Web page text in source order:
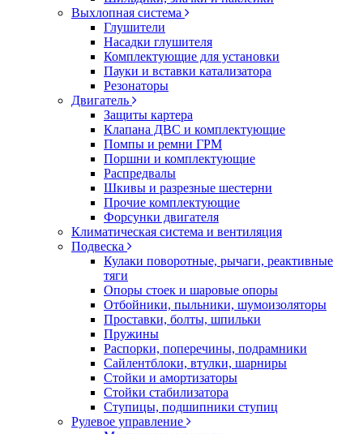
Выхлопная система
Глушители
Насадки глушителя
Комплектующие для установки
Пауки и вставки катализатора
Резонаторы
Двигатель
Защиты картера
Клапана ДВС и комплектующие
Помпы и ремни ГРМ
Поршни и комплектующие
Распредвалы
Шкивы и разрезные шестерни
Прочие комплектующие
Форсунки двигателя
Климатическая система и вентиляция
Подвеска
Кулаки поворотные, рычаги, реактивные
тяги
Опоры стоек и шаровые опоры
Отбойники, пыльники, шумоизоляторы
Проставки, болты, шпильки
Пружины
Распорки, поперечины, подрамники
Сайлентблоки, втулки, шарниры
Стойки и амортизаторы
Стойки стабилизатора
Ступицы, подшипники ступиц
Рулевое управление